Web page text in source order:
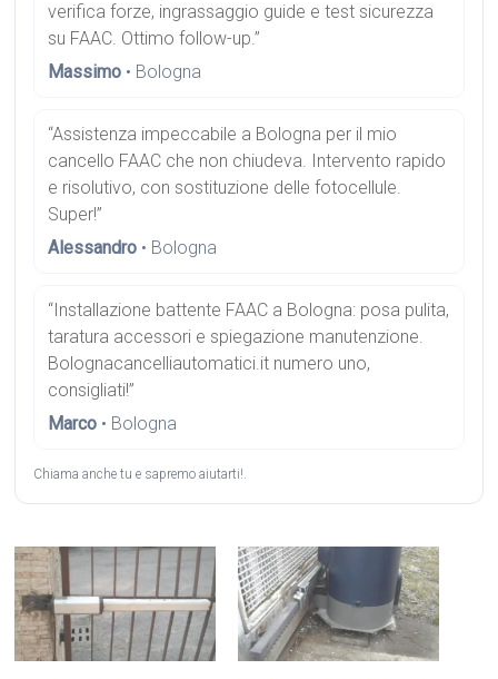
verifica forze, ingrassaggio guide e test sicurezza
su FAAC. Ottimo follow-up.”
Massimo • Bologna
“Assistenza impeccabile a Bologna per il mio
cancello FAAC che non chiudeva. Intervento rapido
e risolutivo, con sostituzione delle fotocellule.
Super!”
Alessandro • Bologna
“Installazione battente FAAC a Bologna: posa pulita,
taratura accessori e spiegazione manutenzione.
Bolognacancelliautomatici.it numero uno,
consigliati!”
Marco • Bologna
Chiama anche tu e sapremo aiutarti!.